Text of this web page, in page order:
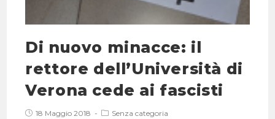
Di nuovo minacce: il
rettore dell’Università di
Verona cede ai fascisti
18 Maggio 2018 Senza categoria